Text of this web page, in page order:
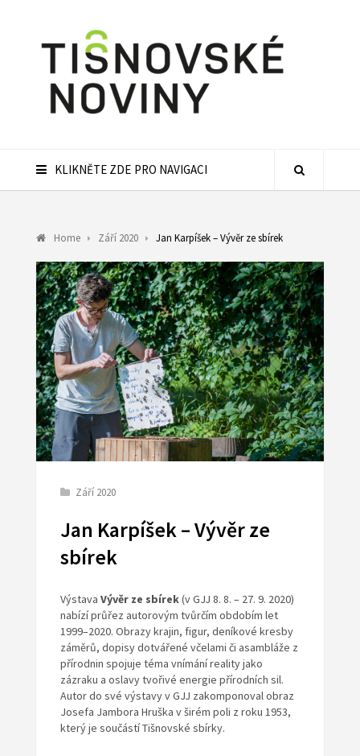
KLIKNĚTE ZDE PRO NAVIGACI
Home Září 2020 Jan Karpíšek – Vývěr ze sbírek
Září 2020
Jan Karpíšek – Vývěr ze
sbírek
Výstava Vývěr ze sbírek(v GJJ 8. 8. – 27. 9. 2020)
nabízí průřez autorovým tvůrčím obdobím let
1999–2020. Obrazy krajin, figur, deníkové kresby
záměrů, dopisy dotvářené včelami či asambláže z
přírodnin spojuje téma vnímání reality jako
zázraku a oslavy tvořivé energie přírodních sil.
Autor do své výstavy v GJJ zakomponoval obraz
Josefa Jambora Hruška v širém poli z roku 1953,
který je součástí Tišnovské sbírky.